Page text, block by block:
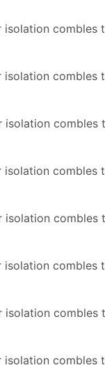
isolation combles
isolation combles
isolation combles
isolation combles
isolation combles
isolation combles
isolation combles
isolation combles